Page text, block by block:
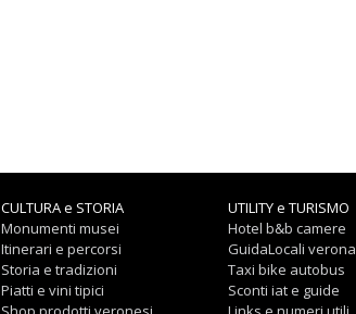
CULTURA e STORIA
Monumenti musei
Itinerari e percorsi
Storia e tradizioni
Piatti e vini tipici
UTILITY e TURISMO
Hotel b&b camere
GuidaLocali verona
Taxi bike autobus
Sconti iat e guide